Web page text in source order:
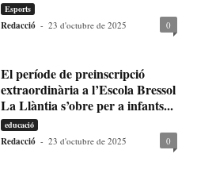
Esports
Redacció - 23 d'octubre de 2025 0
El període de preinscripció
extraordinària a l’Escola Bressol
La Llàntia s’obre per a infants...
educació
Redacció - 23 d'octubre de 2025 0